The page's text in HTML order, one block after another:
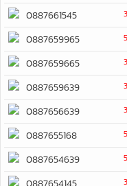
0887661545
0887659965
0887659665
0887659639
0887656639
0887655168
0887654639